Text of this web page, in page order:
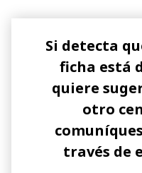
Si detecta
ficha está
quiere
otro
través de